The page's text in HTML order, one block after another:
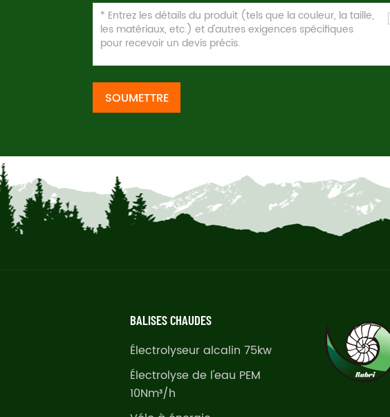
SOUMETTRE
BALISES CHAUDES
Électrolyseur alcalin 75kw
Électrolyse de l'eau PEM
10Nm³/h